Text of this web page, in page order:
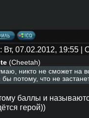
Вт, 07.02.2012, 19:55
(Cheetah)
никто не сможет на
бы потому, что не
баллы и
герой))